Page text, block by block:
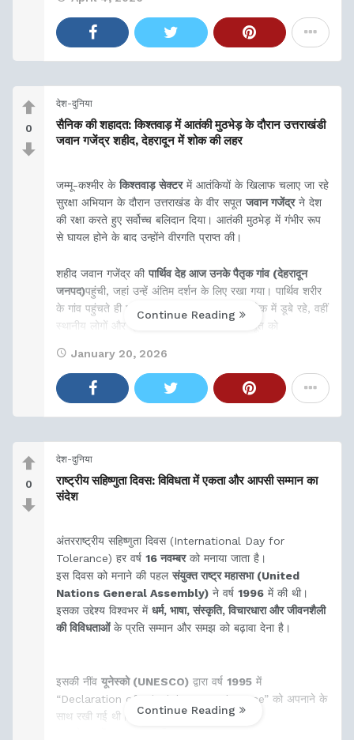
0
देश-दुनिया
सैनिक की शहादत: किश्तवाड़ में आतंकी मुठभेड़ के दौरान उत्तराखंडी
जवान गजेंद्र शहीद, देहरादून में शोक की लहर
जम्मू-कश्मीर केकिश्तवाड़ सेक्टरमें आतंकियों के खिलाफ चलाए जा रहे
सुरक्षा अभियान के दौरान उत्तराखंड के वीर सपूतजवान गजेंद्रने देश
की रक्षा करते हुए सर्वोच्च बलिदान दिया। आतंकी मुठभेड़ में गंभीर रूप
से घायल होने के बाद उन्होंने वीरगति प्राप्त की।
शहीद जवान गजेंद्र कीपार्थिव देह आज उनके पैतृक गांव (देहरादून
जनपद)पहुंची, जहां उन्हें अंतिम दर्शन के लिए रखा गया। पार्थिव शरीर
के गांव पहुंचते ही माहौल गमगीन हो गया। परिजन शोक में डूबे रहे, वहीं
स्थानीय लोगों और प्रशासन ने नम आंखों से वीर सपूत को
Continue Reading
January 20, 2026
0
देश-दुनिया
राष्ट्रीय सहिष्णुता दिवस: विविधता में एकता और आपसी सम्मान का
संदेश
अंतरराष्ट्रीय सहिष्णुता दिवस (International Day for
Tolerance) हर वर्ष 16 नवम्बरको मनाया जाता है।
इस दिवस को मनाने की पहलसंयुक्त राष्ट्र महासभा (United
Nations General Assembly) ने वर्ष 1996 में की थी।
इसका उद्देश्य विश्वभर में धर्म, भाषा, संस्कृति, विचारधारा और जीवनशैली
की विविधताओंके प्रति सम्मान और समझ को बढ़ावा देना है।
इसकी नींव यूनेस्को (UNESCO) द्वारा वर्ष 1995 में
“Declaration of Principles on Tolerance” को अपनाने के
साथ रखी गई थी।
Continue Reading